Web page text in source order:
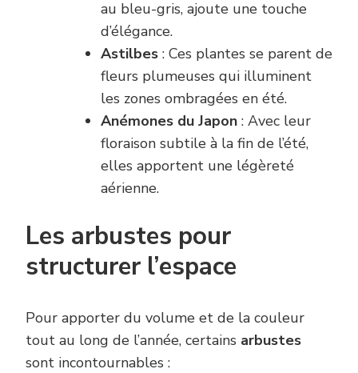
au bleu-gris, ajoute une touche
d’élégance.
Astilbes : Ces plantes se parent de
fleurs plumeuses qui illuminent
les zones ombragées en été.
Anémones du Japon : Avec leur
floraison subtile à la fin de l’été,
elles apportent une légèreté
aérienne.
Les arbustes pour
structurer l’espace
Pour apporter du volume et de la couleur
tout au long de l’année, certains arbustes
sont incontournables :